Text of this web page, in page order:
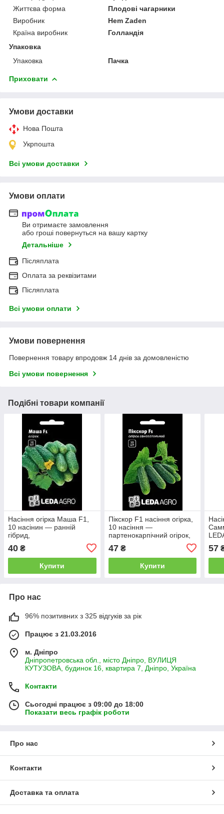
Життєва форма
Плодові чагарники
Виробник
Hem Zaden
Країна виробник
Голландія
Упаковка
Упаковка
Пачка
Приховати
Умови доставки
Нова Пошта
Укрпошта
Всі умови доставки
Умови оплати
Ви отримаєте замовлення
або гроші повернуться на вашу картку
Детальніше
Післяплата
Оплата за реквізитами
Післяплата
Всі умови оплати
Умови повернення
Повернення товару впродовж 14 днів за домовленістю
Всі умови повернення
Подібні товари компанії
Насіння огірка Маша F1,
10 насінин — ранній
гібрид,
партенокарпічний,LEDAAGRO
40 ₴
Купити
Пікскор F1 насіння огірка,
10 насіння —
партенокарпічний огірок,
LEDAAGRO
47₴
Купити
57
Про нас
96% позитивних з 325 відгуків за рік
Працює з 21.03.2016
м. Дніпро
Дніпропетровська обл., місто Дніпро, ВУЛИЦЯ
КУТУЗОВА, будинок 16, квартира 7, Дніпро, Україна
Контакти
Сьогодні працює з 09:00 до 18:00
Показати весь графік роботи
Про нас
Контакти
Доставка та оплата